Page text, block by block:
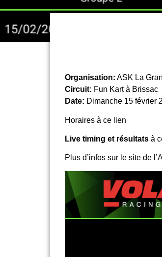
Organisation: ASK La
Circuit: Fun Kart à Brissac
Date: Dimanche 15 février
Horaires à ce lien
Live timing et résultats à
Plus d’infos sur le site de